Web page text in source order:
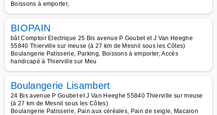
Boissons à emporter,
BIOPAIN
bât Comptoir Electrique 25 Bis avenue P Goubet et J Van Heeghe
55840 Thierville sur meuse (à 27 km de Mesnil sous les Côtes)
Boulangerie Patisserie, Parking, Boissons à emporter, Accès
handicapé à Thierville sur Meu
Boulangerie Lisambert
24 Bis avenue P Goubet et J Van Heeghe 55840 Thierville sur meuse
(à 27 km de Mesnil sous les Côtes)
Boulangerie Patisserie, Pain aux céréales, Pain de seigle, Macaron